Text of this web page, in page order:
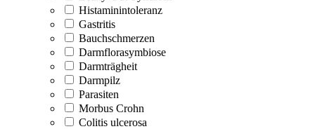
Histaminintoleranz
Gastritis
Bauchschmerzen
Darmflorasymbiose
Darmträgheit
Darmpilz
Parasiten
Morbus Crohn
Colitis ulcerosa